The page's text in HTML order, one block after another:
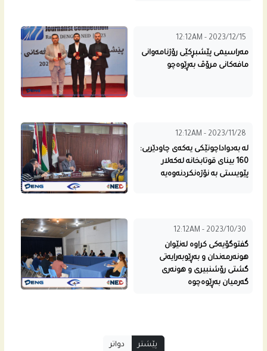
12:12AM - 2023/12/15
مەراسیمی پێشبڕکێی رۆژنامەوانی
مافەکانی مرۆڤ بەڕێوەچو
12:12AM - 2023/11/28
له‌ به‌دواداچونێكى یه‌كه‌ى چاودێریی:
160 بینای قوتابخانه‌ له‌كه‌لار
پێویستی به‌ نۆژه‌نكردنه‌وه‌یه‌
12:12AM - 2023/10/30
گفتوگۆیه‌كى كراوه‌ له‌نێوان
هونه‌رمه‌ندان و به‌ڕێوبه‌رایه‌تى
گشتى رۆشنبیری و هونه‌رى
گه‌رمیان به‌ڕێوه‌چوه‌
پێشتر دواتر